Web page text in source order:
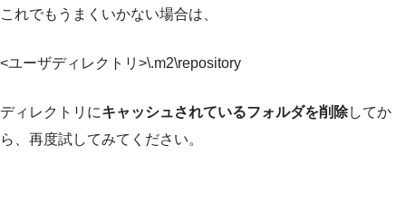
これでもうまくいかない場合は、
<ユーザディレクトリ>\.m2\repository
ディレクトリにキャッシュされているフォルダを削除してか
ら、再度試してみてください。